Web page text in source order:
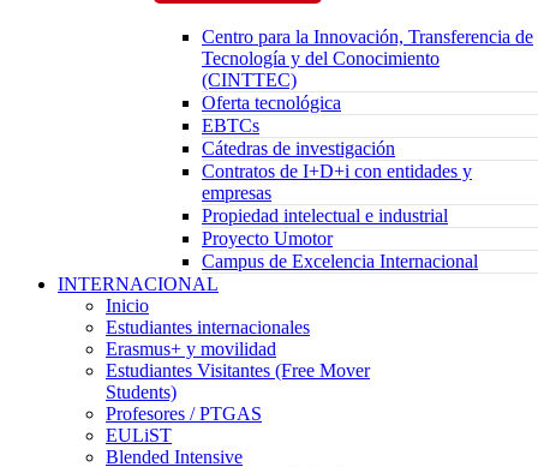
Centro para la Innovación, Transferencia de
Tecnología y del Conocimiento
(CINTTEC)
Oferta tecnológica
EBTCs
Cátedras de investigación
Contratos de I+D+i con entidades y
empresas
Propiedad intelectual e industrial
Proyecto Umotor
Campus de Excelencia Internacional
INTERNACIONAL
Inicio
Estudiantes internacionales
Erasmus+ y movilidad
Estudiantes Visitantes (Free Mover
Students)
Profesores / PTGAS
EULiST
Blended Intensive